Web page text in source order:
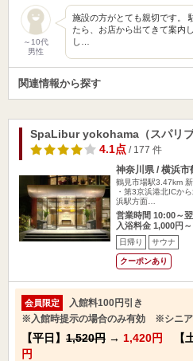
～10代
男性
施設の方がとても親切です。
たら、お店から出てきて案内
し…
関連情報から探す
SpaLibur yokohama（スパリブ
4.1点/ 177 件
神奈川県 / 横浜市
鶴見市場駅3.47km
・第3京浜港北ICか
浜駅方面…
営業時間 10:00～
入浴料金 1,000円～
日帰り サウナ
クーポンあり
会員限定
入館料100円引き
※入館時提示の場合のみ有効 ※シニア
【平日】 1,520円 → 1,420円 【
円